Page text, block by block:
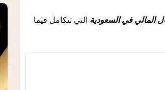
المالي في السعودية التي تتكامل فيما